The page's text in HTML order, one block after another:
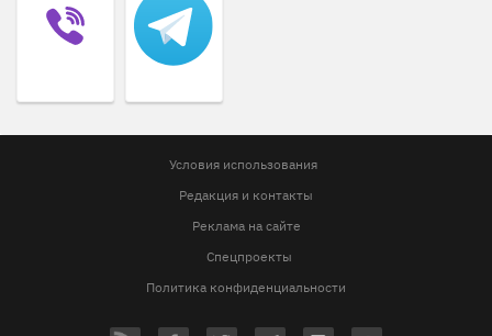
Условия использования
Редакция и контакты
Реклама на сайте
Спецпроекты
Политика конфиденциальности